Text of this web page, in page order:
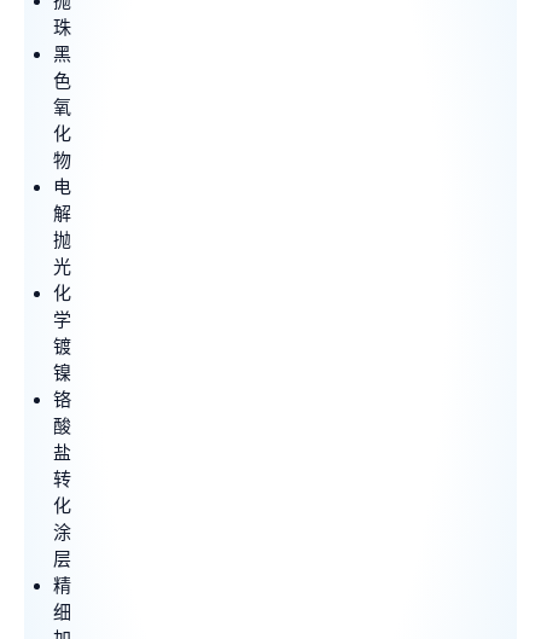
珠
黑
色
氧
化
物
电
解
抛
光
化
学
镀
镍
铬
酸
盐
转
化
涂
层
精
细